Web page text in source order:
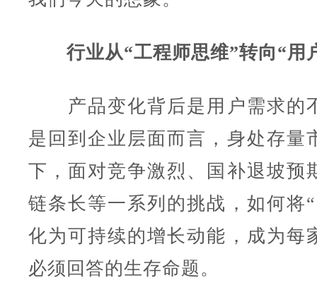
行业从“工程师思维”转向“用
产品变化背后是用户需求的
是回到企业层面而言，身处存量
下，面对竞争激烈、国补退坡预
链条长等一系列的挑战，如何将
化为可持续的增长动能，成为每
必须回答的生存命题。